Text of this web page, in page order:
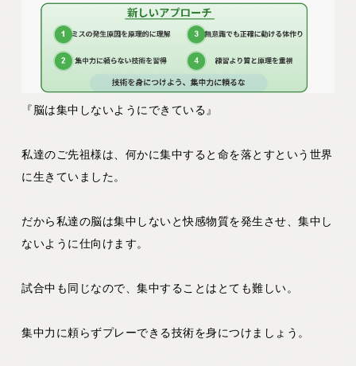
『脳は集中しないようにできている』
私達のご先祖様は、何かに集中すると命を落とすという世界
に生きていました。
だから私達の脳は集中しないと快感物質を発生させ、集中し
ないように仕向けます。
試合中も同じなので、集中することはとても難しい。
集中力に頼らずプレーできる技術を身につけましょう。